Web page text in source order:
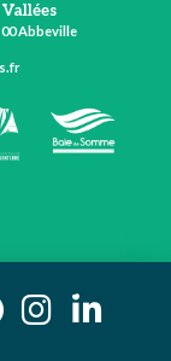
Abbeville